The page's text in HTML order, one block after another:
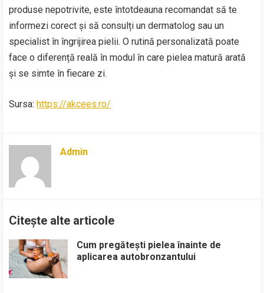
produse nepotrivite, este întotdeauna recomandat să te
informezi corect și să consulți un dermatolog sau un
specialist în îngrijirea pielii. O rutină personalizată poate
face o diferență reală în modul în care pielea matură arată
și se simte în fiecare zi.
Sursa:https://akcees.ro/
Admin
Citește alte articole
Cum pregătești pielea înainte de
aplicarea autobronzantului